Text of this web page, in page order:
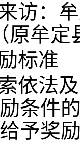
来访：
原牟定
标准
依法
条件
予奖